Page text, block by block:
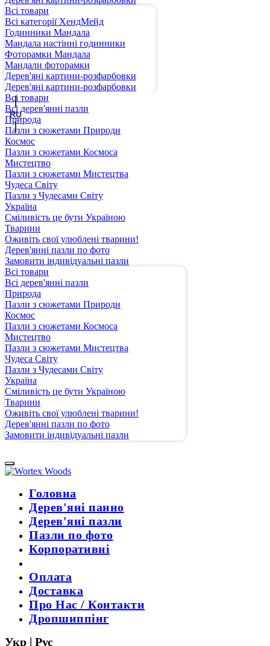
UA
RU
Всі товари
Всі категорії ХендМейд
Годинники Мандала
Мандала настінні годинники
Фоторамки Мандала
Мандали фоторамки
Дерев'яні картини-розфарбовки
Дерев'яні картини-розфарбовки
Всі товари
Всі дерев'янні пазли
Природа
Пазли з сюжетами Природи
Космос
Пазли з сюжетами Космоса
Мистецтво
Пазли з сюжетами Мистецтва
Чудеса Світу
Пазли з Чудесами Світу
Україна
Сміливість це бути Україною
Тварини
Оживіть свої улюблені тварини!
Дерев'янні пазли по фото
Замовити індивідуальні пазли
Всі товари
Всі дерев'янні пазли
Природа
Пазли з сюжетами Природи
Космос
Пазли з сюжетами Космоса
Мистецтво
Пазли з сюжетами Мистецтва
Чудеса Світу
Пазли з Чудесами Світу
Україна
Сміливість це бути Україною
Тварини
Оживіть свої улюблені тварини!
Дерев'янні пазли по фото
Замовити індивідуальні пазли
Головна
Дерев'яні панно
Дерев'яні пазли
Пазли по фото
Корпоративні
Оплата
Доставка
Про Нас / Контакти
Дропшиппінг
Укр | Рус